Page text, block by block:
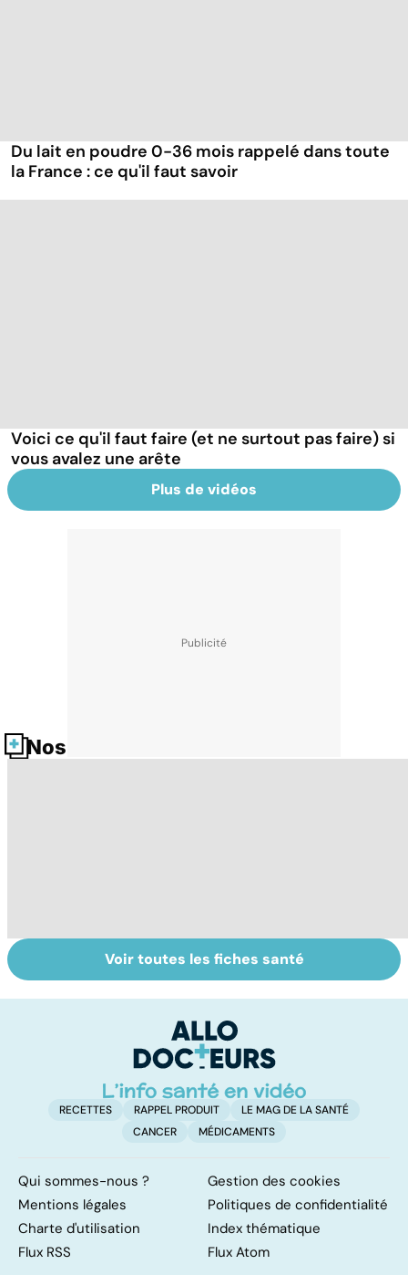
Du lait en poudre 0-36 mois rappelé dans toute
la France : ce qu'il faut savoir
Voici ce qu'il faut faire (et ne surtout pas faire) si
vous avalez une arête
Plus de vidéos
Nos fiches santé
La tuberculose
pulmonaire
Le TDAH, un
trouble de
ou sans
hyperactivité
Voir toutes les fiches santé
RECETTES RAPPEL PRODUIT
LE MAG DE LA SANTÉ
CANCER
MÉDICAMENTS
Qui sommes-nous ?
Gestion des cookies
Mentions légales
Politiques de confidentialité
Charte d'utilisation
Index thématique
Flux RSS
Flux Atom